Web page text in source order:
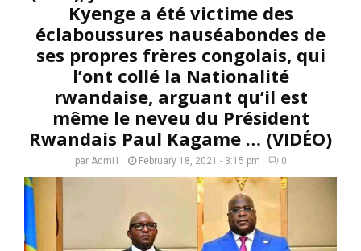
Kyenge a été victime des
éclaboussures nauséabondes de
ses propres frères congolais, qui
l’ont collé la Nationalité
rwandaise, arguant qu’il est
même le neveu du Président
Rwandais Paul Kagame … (VIDÉO)
par Admi1 February 18, 2021 - 3:15 pm 0